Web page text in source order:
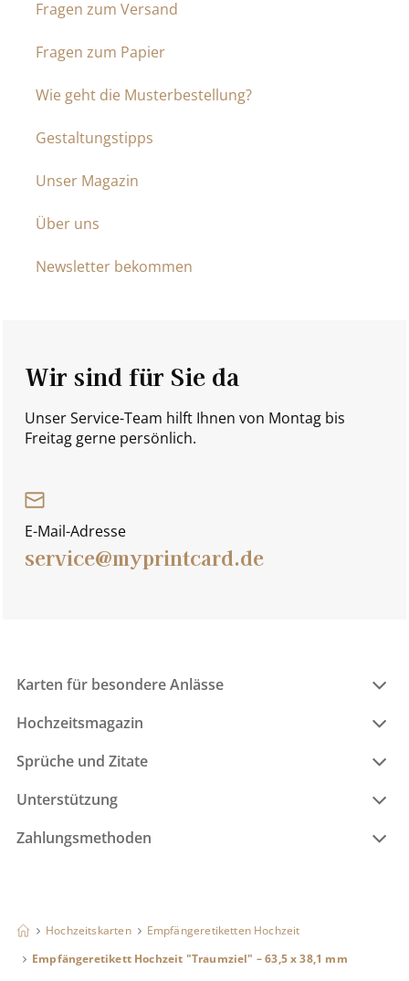
Fragen zum Versand
Fragen zum Papier
Wie geht die Musterbestellung?
Gestaltungstipps
Unser Magazin
Über uns
Newsletter bekommen
Wir sind für Sie da
Unser Service-Team hilft Ihnen von Montag bis
Freitag gerne persönlich.
E-Mail-Adresse
service@myprintcard.de
Karten für besondere Anlässe
Hochzeitsmagazin
Sprüche und Zitate
Unterstützung
Zahlungsmethoden
Hochzeitskarten
Empfängeretiketten Hochzeit
Empfängeretikett Hochzeit "Traumziel" – 63,5 x 38,1 mm